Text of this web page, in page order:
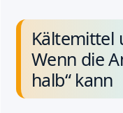
Kältemittel
Wenn die
halb“ kann